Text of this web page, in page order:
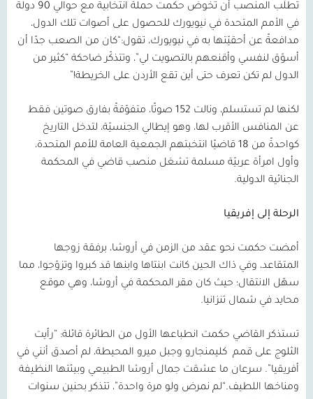
تطلّب المنصب أن تخوض حكمت حملةً انتخابية مع حوالي 90 دولة
في الأمم المتحدة في نيويورك للحصول على أصوات تلك الدول،
مدافعةً عن أحقيّتها به في نيويورك، تقول:“كان من الصعب جدًا أن
أسوّق لنفسي وأقنعهم بالتصويت لي”، وتتذكّر ضاحكة “كثير من
الدول لم تكن تعرف حتى أين تقع الأردن على الخريطة!”
لكنها لم تستسلم، ونالت 152 صوتًا، متفوّقةً بفارق صوتين فقط
عن المنافس الأقرب لها، وهو إيطالي الجنسيّة، لتدخل التاريخ
كواحدةً من 18 قاضيًا انتخبتهم الجمعية العامة للأمم المتحدة،
وأول امرأة عربيّة مسلمة تشغل منصب قاضي في المحكمة
الجنائية الدولية.
الرحلة إلى إفريقيا
أمضت حكمت نحو عقد من الزمن في أروشا، برفقة زوجها
المتقاعد، وفي ذاك الحين كانت ابنتاها وابنها قد كبروا وتزوّجوا، مما
سهّل الانتقال؛ حيث كان مقر المحكمة في أروشا، وهي موقع
محايد في شمال تنزانيا.
تستذكر القاضي حكمت انطباعها الأول من الطائرة قائلة: “رأيت
الثلوج على قمم كليمنجارو وجبل ميرو المحيطة، لم أصدق أنني في
أفريقيا”. سرعان ما عشقت جمال أروشا الطبيعي وبيئتها النظيفة
ومناخها اللطيف.“لم نمرض ولو مرة واحدة”، تتذكر بحنين سنوات